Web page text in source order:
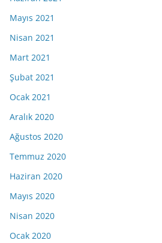
Mayıs 2021
Nisan 2021
Mart 2021
Şubat 2021
Ocak 2021
Aralık 2020
Ağustos 2020
Temmuz 2020
Haziran 2020
Mayıs 2020
Nisan 2020
Ocak 2020